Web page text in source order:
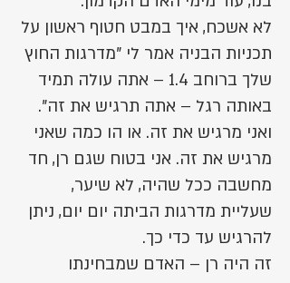
לא אשכח, איך במבט חטוף ראשון על
תכניות הבניה אמר לי "מדרגות החוץ
שלך ברוחב 1.4 – אתה עולה תמיד
באותה רגל – אתה תרגיש את זה".
ואני מרגיש את זה. או הו כמה שאני
מרגיש את זה. אני בטוח שגם רן, חד
מחשבה ככל שהיה, לא שיער,
שעליית מדרגות הביתה יום יום, ניתן
להרגיש עד כדי כך.
זה היה רן – האדם שמבחינתו